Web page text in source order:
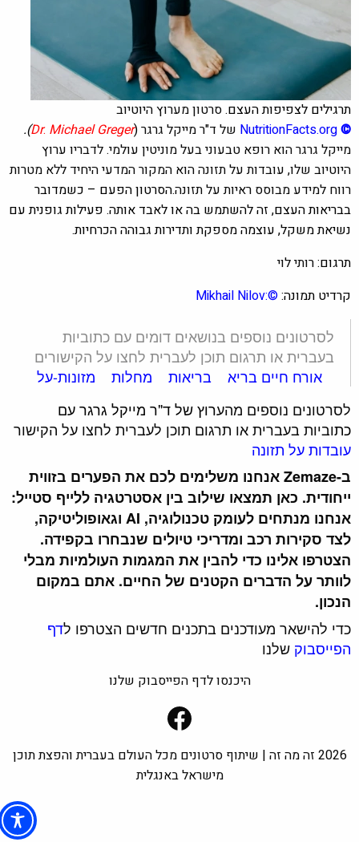
תרגילים לצפיפות העצם.סרטון מערוץ היוטיוב
©
NutritionFacts.orgשל ד"ר מייקל גרגר(
Dr.Michael Greger
)
.
מייקל גרגר הוא רופא טבעוני בעל מוניטין עולמי. לדבריו ערוץ
היוטיוב שלו, עובדות על תזונה הוא המקור המדעי היחיד ללא מטרות
רווח למידע מבוסס ראיות על תזונה.הסרטון הפעם – כשמדובר
בבריאות העצם, זה להשתמש בה או לאבד אותה. פעילות גופנית עם
נשיאת משקל, עוצמה מספקת ותדירות גבוהה הכרחיות.
תרגום:רותי לוי
קרדיט תמונה:©:Mikhail Nilov
לסרטונים נוספים בנושאים דומים עם כתוביות
בעברית או תרגום תוכן לעברית לחצו על הקישורים
אורח חיים בריא
בריאות מחלות
מזונות-על
לסרטונים נוספים מהערוץ של ד"ר מייקל גרגר עם
כתוביות בעברית או תרגום תוכן לעברית לחצו על הקישור
עובדות על תזונה
ב-Zemaze אנחנו משלימים לכם את הפערים בזווית
ייחודית. כאן תמצאו שילוב בין אסטרטגיה ללייף סטייל:
אנחנו מנתחים לעומק טכנולוגיה, AI וגאופוליטיקה,
לצד סקירות רכב ומדריכי טיולים שנבחרו בקפידה.
הצטרפו אלינו כדי להבין את המגמות העולמיות מבלי
לוותר על הדברים הקטנים של החיים. אתם במקום
הנכון.
כדי להישאר מעודכנים בתכנים חדשים הצטרפו ל דף
הפייסבוקשלנו
היכנסו לדף הפייסבוק שלנו
Facebook
2026 זה מה זה | שיתוף סרטונים מכל העולם בעברית והפצת תוכן
מישראל באנגלית